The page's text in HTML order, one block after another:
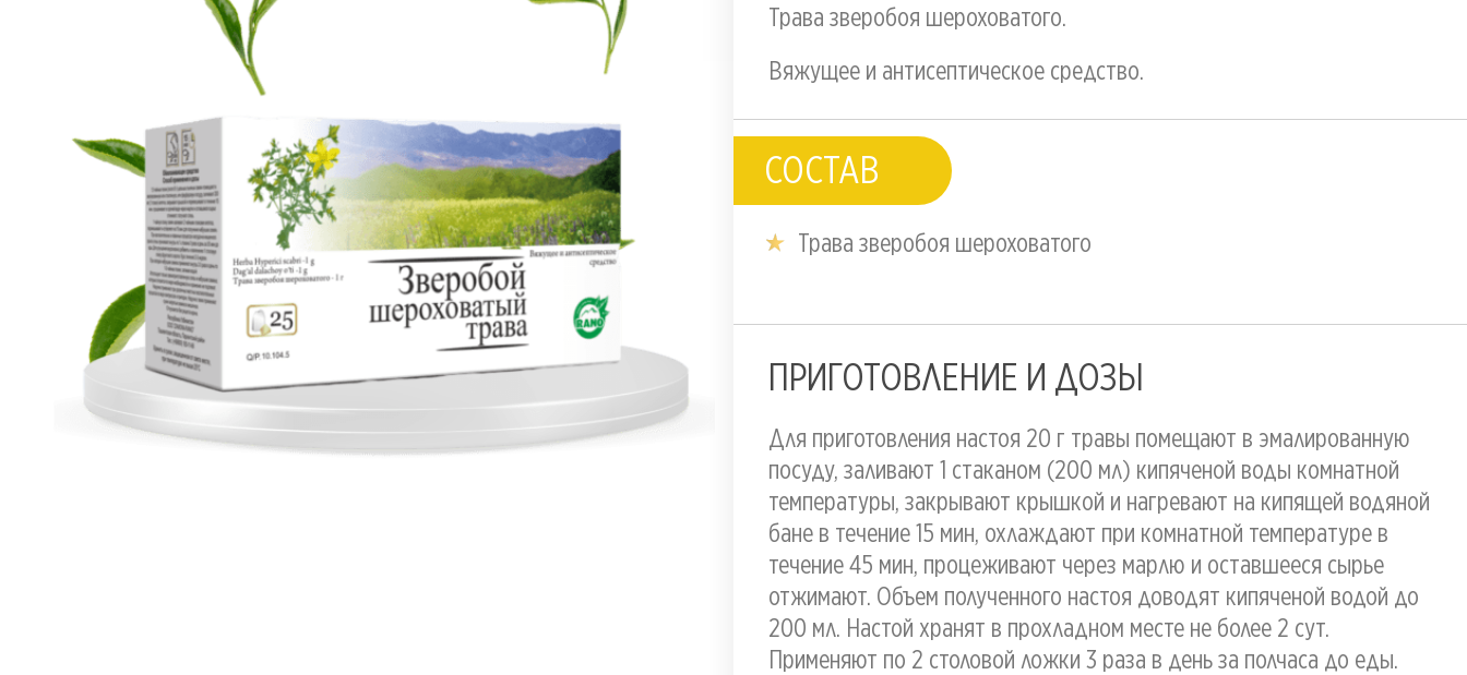
Трава зверобоя шероховатого.
Вяжущее и антисептическое средство.
СОСТАВ
Трава зверобоя шероховатого
ПРИГОТОВЛЕНИЕ И ДОЗЫ
Для приготовления настоя 20 г травы помещают в эмалированную
посуду, заливают 1 стаканом (200 мл) кипяченой воды комнатной
температуры, закрывают крышкой и нагревают на кипящей водяной
бане в течение 15 мин, охлаждают при комнатной температуре в
течение 45 мин, процеживают через марлю и оставшееся сырье
отжимают. Объем полученного настоя доводят кипяченой водой до
200 мл. Настой хранят в прохладном месте не более 2 сут.
Применяют по 2 столовой ложки 3 раза в день за полчаса до еды.